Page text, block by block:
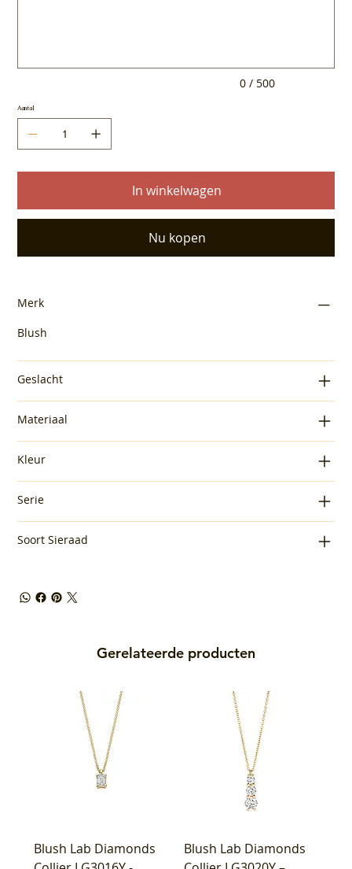
0 / 500
Aantal
In winkelwagen
Nu kopen
Merk
Blush
Geslacht
Materiaal
Kleur
Serie
Soort Sieraad
Gerelateerde producten
Blush Lab Diamonds
Blush Lab Diamonds